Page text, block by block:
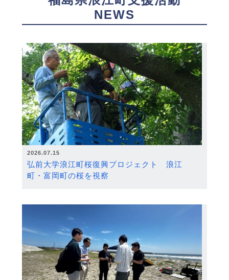
NEWS
2026.07.15
弘前大学浪江町桜復興プロジェクト 浪江
町・富岡町の桜を視察